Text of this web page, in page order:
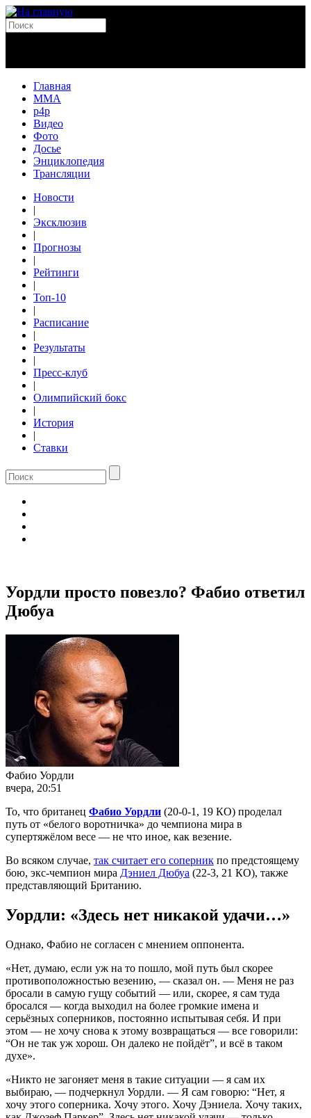
Главная
MMA
p4p
Видео
Фото
Досье
Энциклопедия
Трансляции
Новости
|
Эксклюзив
|
Прогнозы
|
Рейтинги
|
Топ-10
|
Расписание
|
Результаты
|
Пресс-клуб
|
Олимпийский бокс
|
История
|
Ставки
Уордли просто повезло? Фабио ответил
Дюбуа
Фабио Уордли
вчера, 20:51
То, что британец Фабио Уордли (20-0-1, 19 КО) проделал
путь от «белого воротничка» до чемпиона мира в
супертяжёлом весе — не что иное, как везение.
Во всяком случае, так считает его соперник по предстоящему
бою, экс-чемпион мира Дэниел Дюбуа (22-3, 21 КО), также
представляющий Британию.
Уордли: «Здесь нет никакой удачи…»
Однако, Фабио не согласен с мнением оппонента.
«Нет, думаю, если уж на то пошло, мой путь был скорее
противоположностью везению, — сказал он. — Меня не раз
бросали в самую гущу событий — или, скорее, я сам туда
бросался — когда выходил на более громкие имена и
серьёзных соперников, постоянно испытывая себя. И при
этом — не хочу снова к этому возвращаться — все говорили:
“Он не так уж хорош. Он далеко не пойдёт”, и всё в таком
духе».
«Никто не загоняет меня в такие ситуации — я сам их
выбираю, — подчеркнул Уордли. — Я сам говорю: “Нет, я
хочу этого соперника. Хочу этого. Хочу Дэниела. Хочу таких,